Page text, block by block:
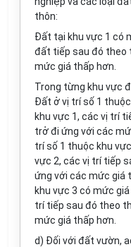
thôn:
Đất tại khu vực 1 có
đất tiếp sau đó theo
mức giá thấp hơn.
Trong từng khu vực
Đất ở vị trí số 1
khu vực 1, các vị trí
trở đi ứng với các
trí số 1 thuộc khu
vực 2, các vị trí tiếp
ứng với các mức giá
khu vực 3 có mức
trí tiếp sau đó theo
mức giá thấp hơn.
d) Đối với đất vườn,